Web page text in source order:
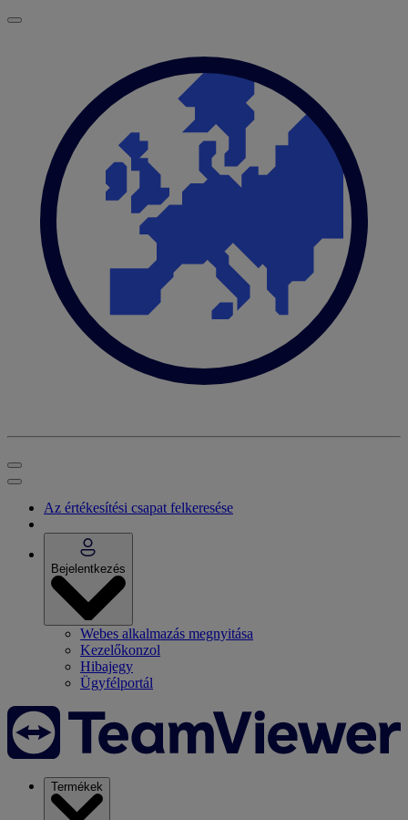
Az értékesítési csapat felkeresése
Bejelentkezés
Webes alkalmazás megnyitása
Kezelőkonzol
Hibajegy
Ügyfélportál
Termékek